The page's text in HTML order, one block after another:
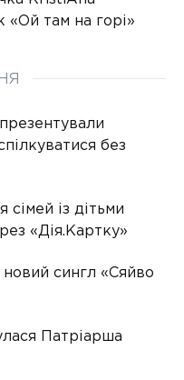
«Ой там на горі»
без
із дітьми
«Дія.Картку»
сингл «Сяйво
Патріарша